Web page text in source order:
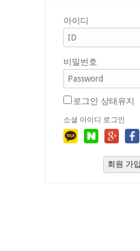
아이디
비밀번호
로그인 상태유지
소셜 아이디 로그인
회원 가입